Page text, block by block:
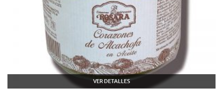
VER DETALLES